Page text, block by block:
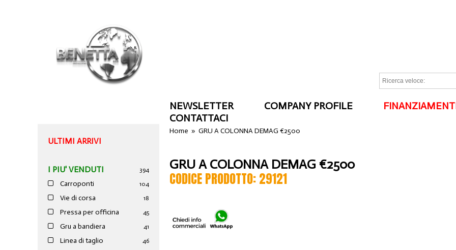
NEWSLETTER COMPANY PROFILE
CONTATTACI
ULTIMI ARRIVI
I PIU' VENDUTI 394
Carroponti 104
Vie di corsa 18
Pressa per officina 45
Gru a bandiera 41
Linea di taglio 46
Home »GRU A COLONNA DEMAG €2500
GRU A COLONNA DEMAG €2500
CODICE PRODOTTO: 29121